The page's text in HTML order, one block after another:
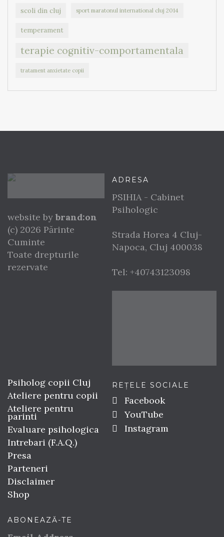
scoli din cluj sport maratonul international cluj 2014
temperament
terapie cognitiv-comportamentala
tratament anxietate copii
website by brand:on
(c) 2026 Părinte
Cuminte
Toate drepturile
rezervate
ADRESA
PSIHIA - Cabinet
Psihologic
Strada Horea 4 Cluj-
Napoca, Cluj 400038
Tel: +40743123098
Psiholog copii Cluj
Ateliere pentru copii
Ateliere pentru
parinti
Evaluare psihologica
Intrebari (F.A.Q.)
Presa
Parteneri
Disclaimer
Shop
REȚELE SOCIALE
Facebook
YouTube
Instagram
ABONEAZĂ-TE